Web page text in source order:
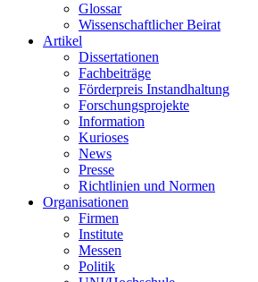
Glossar
Wissenschaftlicher Beirat
Artikel
Dissertationen
Fachbeiträge
Förderpreis Instandhaltung
Forschungsprojekte
Information
Kurioses
News
Presse
Richtlinien und Normen
Organisationen
Firmen
Institute
Messen
Politik